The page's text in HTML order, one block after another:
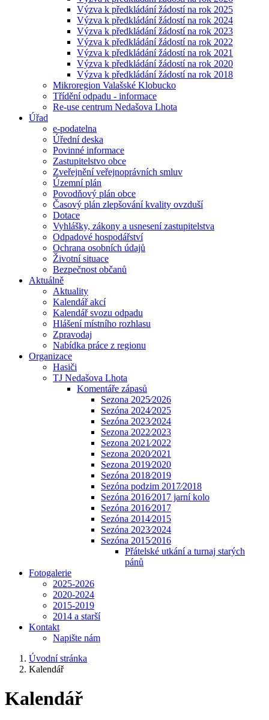
Výzva k předkládání žádostí na rok 2025
Výzva k předkládání žádostí na rok 2024
Výzva k předkládání žádostí na rok 2023
Výzva k předkládání žádostí na rok 2022
Výzva k předkládání žádostí na rok 2021
Výzva k předkládání žádostí na rok 2020
Výzva k předkládání žádostí na rok 2018
Mikroregion Valašské Klobucko
Třídění odpadu - informace
Re-use centrum Nedašova Lhota
Úřad
e-podatelna
Úřední deska
Povinné informace
Zastupitelstvo obce
Zveřejnění veřejnoprávních smluv
Územní plán
Povodňový plán obce
Časový plán zlepšování kvality ovzduší
Dotace
Vyhlášky, zákony a usnesení zastupitelstva
Odpadové hospodářství
Ochrana osobních údajů
Životní situace
Bezpečnost občanů
Aktuálně
Aktuality
Kalendář akcí
Kalendář svozu odpadu
Hlášení místního rozhlasu
Zpravodaj
Nabídka práce z regionu
Organizace
Hasiči
TJ Nedašova Lhota
Komentáře zápasů
Sezona 2025⁄2026
Sezóna 2024⁄2025
Sezóna 2023⁄2024
Sezona 2022⁄2023
Sezona 2021⁄2022
Sezona 2020⁄2021
Sezona 2019⁄2020
Sezóna 2018⁄2019
Sezóna podzim 2017⁄2018
Sezóna 2016⁄2017 jarní kolo
Sezóna 2016⁄2017
Sezóna 2014⁄2015
Sezóna 2023⁄2024
Sezóna 2015⁄2016
Přátelské utkání a turnaj starých
pánů
Fotogalerie
2025-2026
2020-2024
2015-2019
2014 a starší
Kontakt
Napište nám
Úvodní stránka
Kalendář
Kalendář